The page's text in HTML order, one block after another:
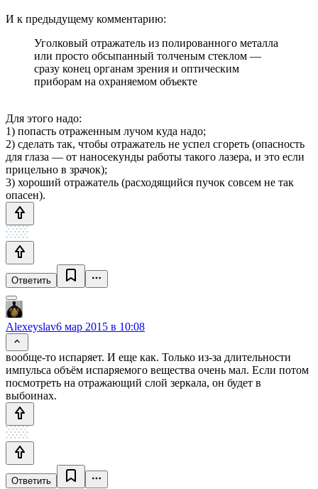
И к предыдущему комментарию:
Уголковый отражатель из полированного металла
или просто обсыпанный толченым стеклом —
сразу конец органам зрения и оптическим
приборам на охраняемом объекте
Для этого надо:
1) попасть отраженным лучом куда надо;
2) сделать так, чтобы отражатель не успел сгореть (опасность
для глаза — от наносекунды работы такого лазера, и это если
прицельно в зрачок);
3) хороший отражатель (расходящийся пучок совсем не так
опасен).
Ответить
Alexeyslav6 мар 2015 в 10:08
вообще-то испаряет. И еще как. Только из-за длительности
импульса объём испаряемого вещества очень мал. Если потом
посмотреть на отражающий слой зеркала, он будет в
выбоинах.
Ответить